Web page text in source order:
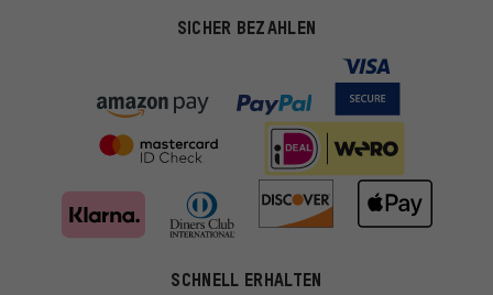
SICHER BEZAHLEN
SCHNELL ERHALTEN